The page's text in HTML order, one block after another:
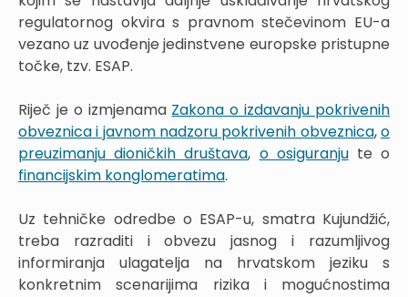
regulatornog okvira s pravnom stečevinom EU-a
vezano uz uvođenje jedinstvene europske pristupne
točke, tzv. ESAP.
Riječ je o izmjenama Zakona o izdavanju pokrivenih
obveznica i javnom nadzoru pokrivenih obveznica,o
preuzimanju dioničkih društava, o osiguranjute o
financijskim konglomeratima.
Uz tehničke odredbe o ESAP-u, smatra Kujundžić,
treba razraditi i obvezu jasnog i razumljivog
informiranja ulagatelja na hrvatskom jeziku s
konkretnim scenarijima rizika i mogućnostima